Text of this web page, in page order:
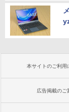
本サイトのご利用
広告掲載のご